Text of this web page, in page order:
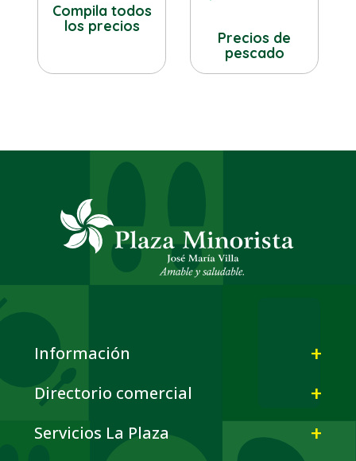
Compila todos
los precios
Precios de
pescado
Información
Directorio comercial
Servicios La Plaza